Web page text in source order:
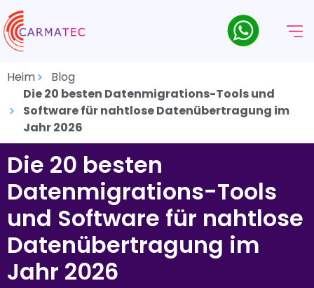
Heim
Blog
Die 20 besten Datenmigrations-Tools und
Software für nahtlose Datenübertragung im
Jahr 2026
Die 20 besten
Datenmigrations-Tools
und Software für nahtlose
Datenübertragung im
Jahr 2026